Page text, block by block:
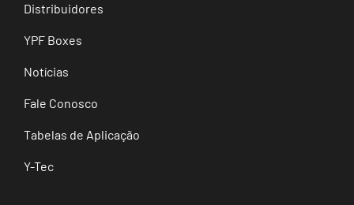
Distribuidores
YPF Boxes
Notícias
Fale Conosco
Tabelas de Aplicação
Y-Tec